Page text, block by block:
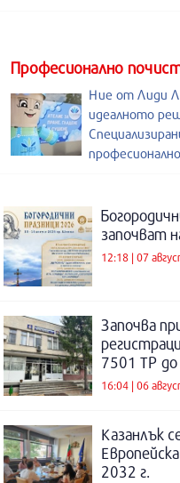
Професионално
Ние от Лиди
идеалното
започват
12:18 | 07
Започва
7501 ТР
16:04 | 06
Казанлък
2032 г.